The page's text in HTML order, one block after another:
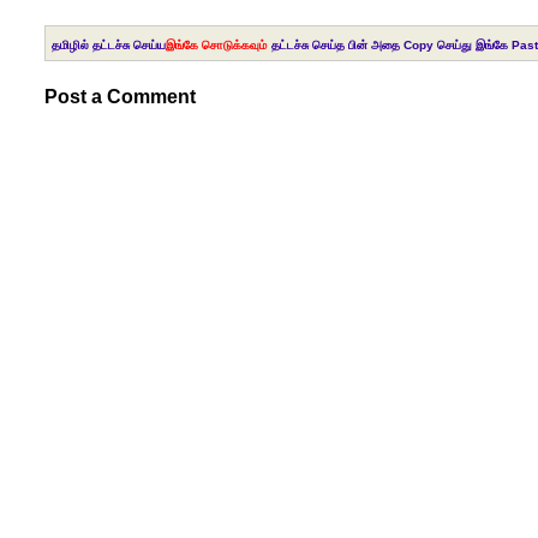
தமிழில் தட்டச்சு செய்யஇங்கே சொடுக்கவும் தட்டச்சு செய்த பின் அதை Copy செய்து இங்கே
Post a Comment